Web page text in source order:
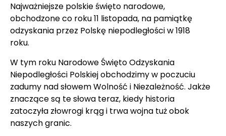
Najważniejsze polskie święto narodowe,
obchodzone co roku 11 listopada, na pamiątkę
odzyskania przez Polskę niepodległości w 1918
roku.
W tym roku Narodowe Święto Odzyskania
Niepodległości Polskiej obchodzimy w poczuciu
zadumy nad słowem Wolność i Niezależność. Jakże
znaczące są te słowa teraz, kiedy historia
zatoczyła złowrogi krąg i trwa wojna tuż obok
naszych granic.